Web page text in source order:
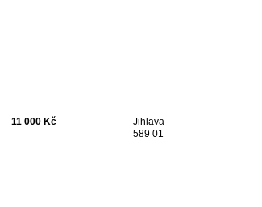
11 000 Kč
Jihlava
589 01